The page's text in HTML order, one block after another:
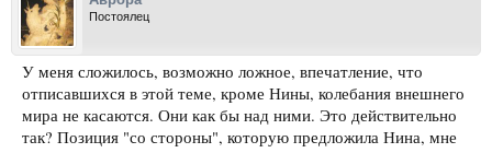
Постоялец
У меня сложилось, возможно ложное, впечатление, что
отписавшихся в этой теме, кроме Нины, колебания внешнего
мира не касаются. Они как бы над ними. Это действительно
так? Позиция "со стороны", которую предложила Нина, мне